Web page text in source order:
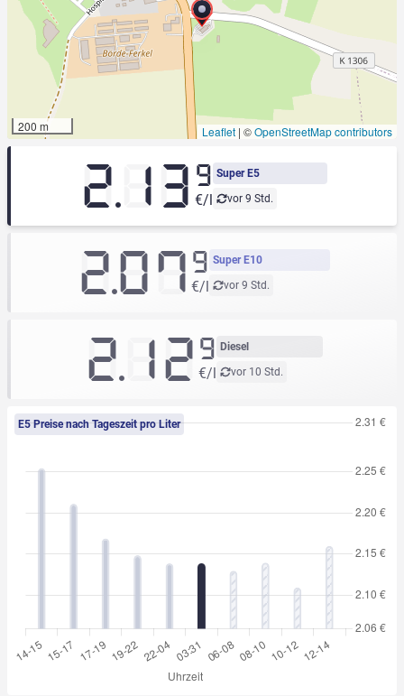
200 m Leaflet | ©OpenStreetMap contributors
Super E5
vor 9 Std.
2.13 9
€/l
Super E10
vor 9 Std.
2.079
€/l
Diesel
vor 10 Std.
2.129
€/l
E5 Preise nach Tageszeit pro Liter